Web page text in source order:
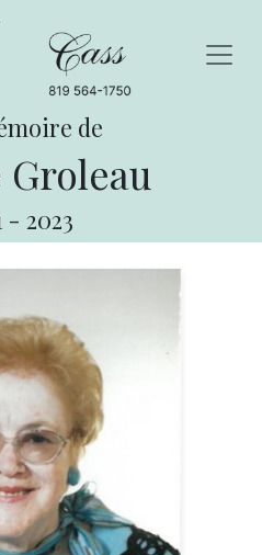
de
Groleau
- 2023